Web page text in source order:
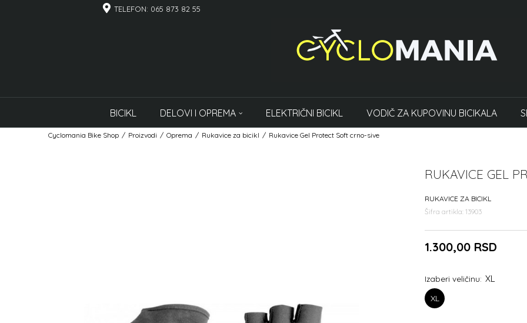
TELEFON: 065 873 82 55
BICIKL DELOVI I OPREMA ELEKTRIČNI BICIKL VODIČ ZA KUPOVINU BICIKALA
Cyclomania Bike Shop Proizvodi Oprema Rukavice za bicikl Rukavice Gel Protect Soft crno-sive
RUKAVICE GEL
RUKAVICE ZA BICIKL
Šifra artikla: 13903
1.300,00 RSD
Izaberi veličinu: XL
XL